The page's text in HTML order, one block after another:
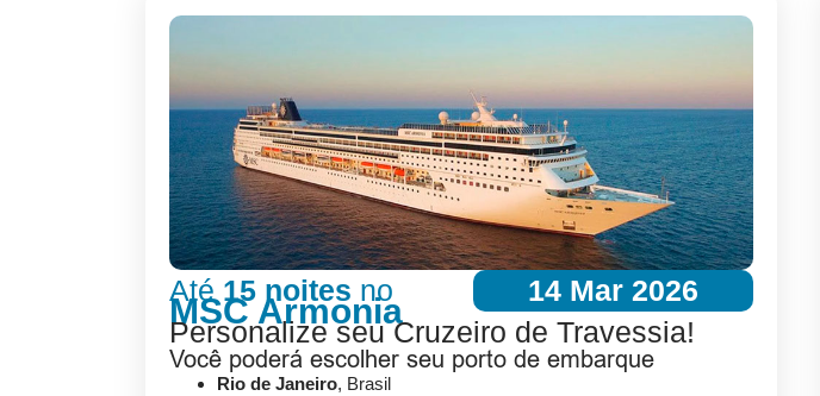
Até 15 noites no 14 Mar 2026
MSC Armonia
Personalize seu Cruzeiro de Travessia!
Você poderá escolher seu porto de embarque
Rio de Janeiro, Brasil